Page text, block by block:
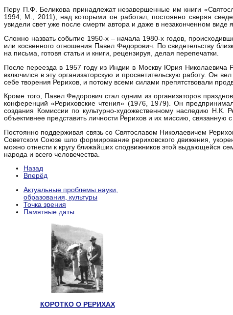
Перу П.Ф. Беликова принадлежат незавершенные им книги
1994; М., 2011), над которыми он работал, постоянно сверяя
увидели свет уже после смерти автора и даже в незаконченном
Сложно назвать событие 1950-х – начала 1980-х годов,
или косвенного отношения Павел Федорович. По свидетельству
на письма, готовя статьи и книги, рецензируя, делая перепечатки.
После переезда в 1957 году из Индии в Москву Юрия
включился в эту организаторскую и просветительскую работу. Он
себе творения Рерихов, и потому всеми силами препятствовали
Кроме того, Павел Федорович стал одним из организаторов
конференций «Рериховские чтения» (1976, 1979). Он
создания Комиссии по культурно-художественному наследию
объективнее представить личности Рерихов и их миссию,
Постоянно поддерживая связь со Святославом Николаевичем
Советском Союзе шло формирование рериховского движения,
можно отнести к кругу ближайших сподвижников этой выдающейся
народа и всего человечества.
Назад
Вперёд
Актуальные проблемы науки,
образования, культуры
Точка зрения
Памятные даты
КОРОТКО О РЕРИХАХ